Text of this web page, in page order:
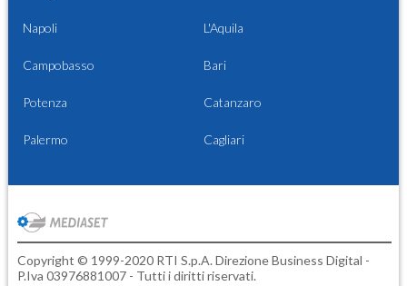
Napoli L'Aquila
Campobasso Bari
Potenza Catanzaro
Palermo Cagliari
Copyright © 1999-2020 RTI S.p.A. Direzione Business Digital -
P.Iva 03976881007 - Tutti i diritti riservati.